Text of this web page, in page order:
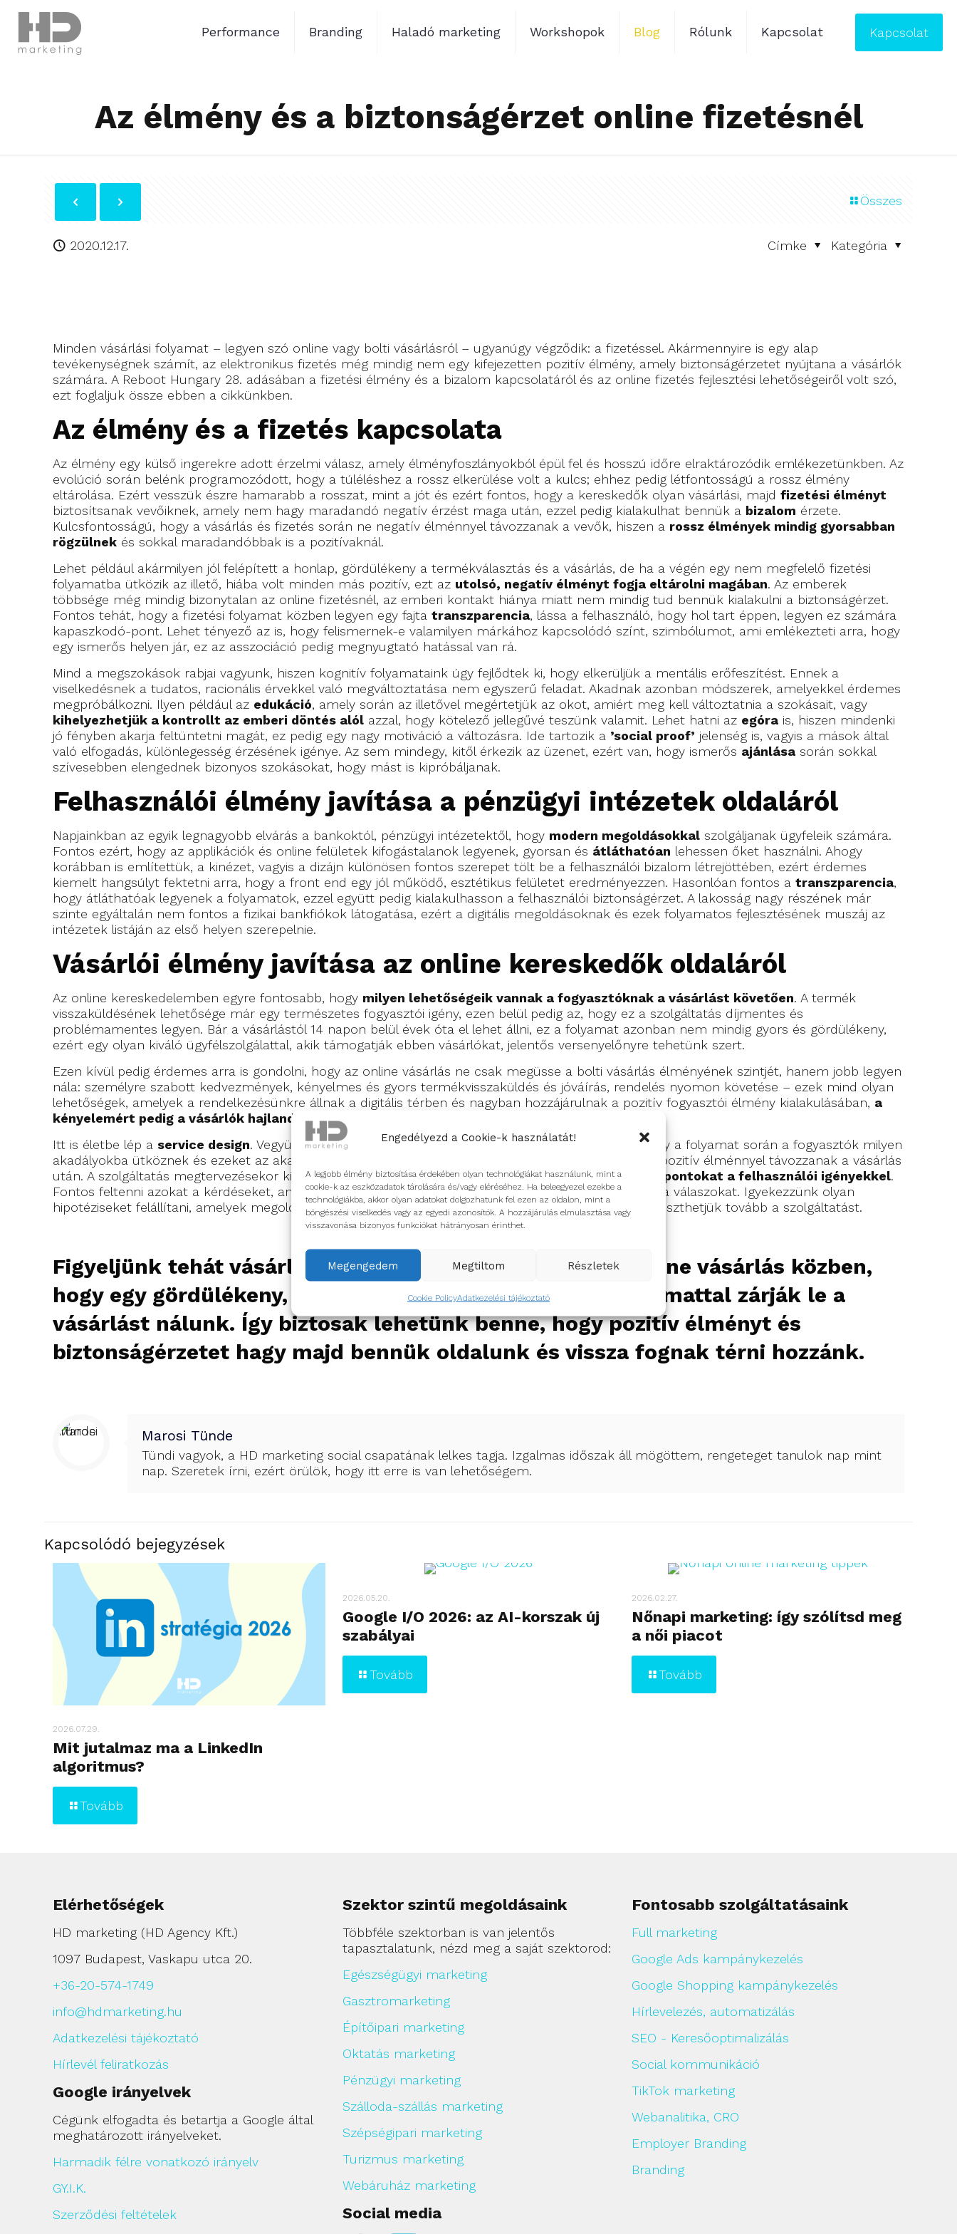
Engedélyezd a Cookie-k használatát!
A legjobb élmény biztosítása érdekében olyan technológiákat használunk, mint a
cookie-k az eszközadatok tárolására és/vagy eléréséhez. Ha beleegyezel ezekbe a
technológiákba, akkor olyan adatokat dolgozhatunk fel ezen az oldalon, mint a
böngészési viselkedés vagy az egyedi azonosítók. A hozzájárulás elmulasztása vagy
visszavonása bizonyos funkciókat hátrányosan érinthet.
Megengedem Megtiltom Részletek
Cookie PolicyAdatkezelési tájékoztató
Performance Branding Haladó marketing Workshopok Blog Rólunk Kapcsolat Kapcsolat
Az élmény és a biztonságérzet online fizetésnél
Összes
2020.12.17. Kategória
Címke
Minden vásárlási folyamat – legyen szó online vagy bolti vásárlásról – ugyanúgy végződik: a fizetéssel. Akármennyire is egy alap
tevékenységnek számít, az elektronikus fizetés még mindig nem egy kifejezetten pozitív élmény, amely biztonságérzetet nyújtana a vásárlók
számára. A Reboot Hungary 28. adásában a fizetési élmény és a bizalom kapcsolatáról és az online fizetés fejlesztési lehetőségeiről volt szó,
ezt foglaljuk össze ebben a cikkünkben.
Az élmény és a fizetés kapcsolata
Az élmény egy külső ingerekre adott érzelmi válasz, amely élményfoszlányokból épül fel és hosszú időre elraktározódik emlékezetünkben. Az
evolúció során belénk programozódott, hogy a túléléshez a rossz elkerülése volt a kulcs; ehhez pedig létfontosságú a rossz élmény
eltárolása. Ezért vesszük észre hamarabb a rosszat, mint a jót és ezért fontos, hogy a kereskedők olyan vásárlási, majdfizetési élményt
biztosítsanak vevőiknek, amely nem hagy maradandó negatív érzést maga után, ezzel pedig kialakulhat bennük a bizalom érzete.
Kulcsfontosságú, hogy a vásárlás és fizetés során ne negatív élménnyel távozzanak a vevők, hiszen a rossz élmények mindig gyorsabban
rögzülnek és sokkal maradandóbbak is a pozitívaknál.
Lehet például akármilyen jól felépített a honlap, gördülékeny a termékválasztás és a vásárlás, de ha a végén egy nem megfelelő fizetési
folyamatba ütközik az illető, hiába volt minden más pozitív, ezt az utolsó, negatív élményt fogja eltárolni magában. Az emberek
többsége még mindig bizonytalan az online fizetésnél, az emberi kontakt hiánya miatt nem mindig tud bennük kialakulni a biztonságérzet.
Fontos tehát, hogy a fizetési folyamat közben legyen egy fajtatranszparencia, lássa a felhasználó, hogy hol tart éppen, legyen ez számára
kapaszkodó-pont. Lehet tényező az is, hogy felismernek-e valamilyen márkához kapcsolódó színt, szimbólumot, ami emlékezteti arra, hogy
egy ismerős helyen jár, ez az asszociáció pedig megnyugtató hatással van rá.
Mind a megszokások rabjai vagyunk, hiszen kognitív folyamataink úgy fejlődtek ki, hogy elkerüljük a mentális erőfeszítést. Ennek a
viselkedésnek a tudatos, racionális érvekkel való megváltoztatása nem egyszerű feladat. Akadnak azonban módszerek, amelyekkel érdemes
megpróbálkozni. Ilyen például az edukáció, amely során az illetővel megértetjük az okot, amiért meg kell változtatnia a szokásait, vagy
kihelyezhetjük a kontrollt az emberi döntés alól azzal, hogy kötelező jellegűvé teszünk valamit. Lehet hatni az egóra is, hiszen mindenki
jó fényben akarja feltüntetni magát, ez pedig egy nagy motiváció a változásra. Ide tartozik a ’social proof’ jelenség is, vagyis a mások által
való elfogadás, különlegesség érzésének igénye. Az sem mindegy, kitől érkezik az üzenet, ezért van, hogy ismerős ajánlása során sokkal
szívesebben elengednek bizonyos szokásokat, hogy mást is kipróbáljanak.
Felhasználói élmény javítása a pénzügyi intézetek oldaláról
Napjainkban az egyik legnagyobb elvárás a bankoktól, pénzügyi intézetektől, hogy modern megoldásokkal szolgáljanak ügyfeleik számára.
Fontos ezért, hogy az applikációk és online felületek kifogástalanok legyenek, gyorsan és átláthatóan lehessen őket használni. Ahogy
korábban is említettük, a kinézet, vagyis a dizájn különösen fontos szerepet tölt be a felhasználói bizalom létrejöttében, ezért érdemes
kiemelt hangsúlyt fektetni arra, hogy a front end egy jól működő, esztétikus felületet eredményezzen. Hasonlóan fontos atranszparencia,
hogy átláthatóak legyenek a folyamatok, ezzel együtt pedig kialakulhasson a felhasználói biztonságérzet. A lakosság nagy részének már
szinte egyáltalán nem fontos a fizikai bankfiókok látogatása, ezért a digitális megoldásoknak és ezek folyamatos fejlesztésének muszáj az
intézetek listáján az első helyen szerepelnie.
Vásárlói élmény javítása az online kereskedők oldaláról
Az online kereskedelemben egyre fontosabb, hogy milyen lehetőségeik vannak a fogyasztóknak a vásárlást követően. A termék
visszaküldésének lehetősége már egy természetes fogyasztói igény, ezen belül pedig az, hogy ez a szolgáltatás díjmentes és
problémamentes legyen. Bár a vásárlástól 14 napon belül évek óta el lehet állni, ez a folyamat azonban nem mindig gyors és gördülékeny,
ezért egy olyan kiváló ügyfélszolgálattal, akik támogatják ebben vásárlókat, jelentős versenyelőnyre tehetünk szert.
Ezen kívül pedig érdemes arra is gondolni, hogy az online vásárlás ne csak megüsse a bolti vásárlás élményének szintjét, hanem jobb legyen
nála: személyre szabott kedvezmények, kényelmes és gyors termékvisszaküldés és jóváírás, rendelés nyomon követése – ezek mind olyan
lehetőségek, amelyek a rendelkezésünkre állnak a digitális térben és nagyban hozzájárulnak a pozitív fogyasztói élmény kialakulásában, a
kényelemért pedig a vásárlók hajlandóak akár többet is fizetni.
Itt is életbe lép a service design. Vegyük figyelembe a lehetséges fájdalompontokat is, lássuk át, hogy a folyamat során a fogyasztók milyen
akadályokba ütköznek és ezeket az akadályokat hogyan tudjuk megszüntetni, hogy a továbbiakban pozitív élménnyel távozzanak a vásárlás
után. A szolgáltatás megtervezésekor ki kell alakítani egy egyensúlyt, ahol összehangoljuk afájdalompontokat a felhasználói igényekkel.
Fontos feltenni azokat a kérdéseket, amelyek a fogyasztói oldalon felmerülhetnek és ezekre keresni a válaszokat. Igyekezzünk olyan
hipotéziseket felállítani, amelyek megoldásával megérthetjük az élő folyamatokat és ezek alapján fejleszthetjük tovább a szolgáltatást.
Figyeljünk tehát vásárlóink igényeire és segítsük őket online vásárlás közben,
hogy egy gördülékeny, átlátható és egyszerű fizetési folyamattal zárják le a
vásárlást nálunk. Így biztosak lehetünk benne, hogy pozitív élményt és
biztonságérzetet hagy majd bennük oldalunk és vissza fognak térni hozzánk.
Marosi Tünde
Tündi vagyok, a HD marketing social csapatának lelkes tagja. Izgalmas időszak áll mögöttem, rengeteget tanulok nap mint
nap. Szeretek írni, ezért örülök, hogy itt erre is van lehetőségem.
Kapcsolódó bejegyzések
2026.07.29.
Mit jutalmaz ma a LinkedIn
algoritmus?
Tovább
2026.05.20.
Google I/O 2026: az AI-korszak új
szabályai
Tovább
2026.02.27.
Nőnapi marketing: így szólítsd meg
a női piacot
Tovább
Elérhetőségek
HD marketing (HD Agency Kft.)
1097 Budapest, Vaskapu utca 20.
+36-20-574-1749
info@hdmarketing.hu
Adatkezelési tájékoztató
Hírlevél feliratkozás
Google irányelvek
Cégünk elfogadta és betartja a Google által
meghatározott irányelveket.
Harmadik félre vonatkozó irányelv
GY.I.K.
Szerződési feltételek
Szektor szintű megoldásaink
Többféle szektorban is van jelentős
tapasztalatunk, nézd meg a saját szektorod:
Egészségügyi marketing
Gasztromarketing
Építőipari marketing
Oktatás marketing
Pénzügyi marketing
Szálloda-szállás marketing
Szépségipari marketing
Turizmus marketing
Webáruház marketing
Social media
Fontosabb szolgáltatásaink
Full marketing
Google Ads kampánykezelés
Google Shopping kampánykezelés
Hírlevelezés, automatizálás
SEO - Keresőoptimalizálás
Social kommunikáció
TikTok marketing
Webanalitika, CRO
Employer Branding
Branding